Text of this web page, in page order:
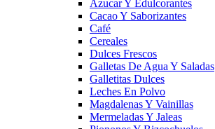
Azucar Y Edulcorantes
Cacao Y Saborizantes
Café
Cereales
Dulces Frescos
Galletas De Agua Y Saladas
Galletitas Dulces
Leches En Polvo
Magdalenas Y Vainillas
Mermeladas Y Jaleas